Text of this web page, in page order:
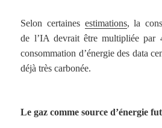
Selon certaines estimations, la
de l’IA devrait être multipliée
consommation d’énergie des data
déjà très carbonée.
Le gaz comme source d’énergie